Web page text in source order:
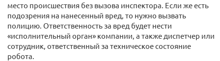
место происшествия без вызова инспектора. Если же есть
подозрения на нанесенный вред, то нужно вызвать
полицию. Ответственность за вред будет нести
«исполнительный орган» компании, а также диспетчер или
сотрудник, ответственный за техническое состояние
робота.